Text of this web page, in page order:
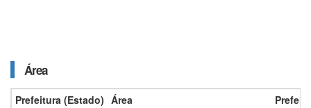
Área
Prefeitura (Estado) Área